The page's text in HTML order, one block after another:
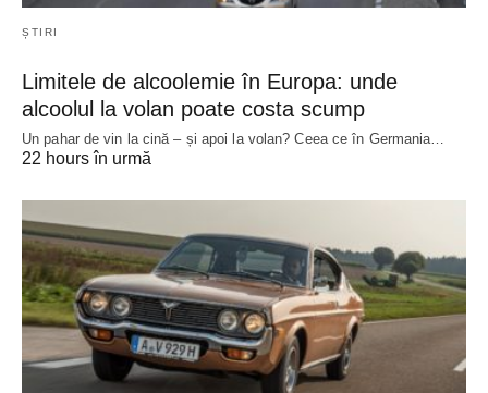
ȘTIRI
Limitele de alcoolemie în Europa: unde
alcoolul la volan poate costa scump
Un pahar de vin la cină – și apoi la volan? Ceea ce în Germania…
22 hours în urmă